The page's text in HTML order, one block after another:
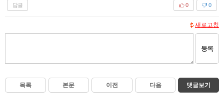
답글 0
0
새로고침
등록
목록 본문 이전 다음 댓글보기